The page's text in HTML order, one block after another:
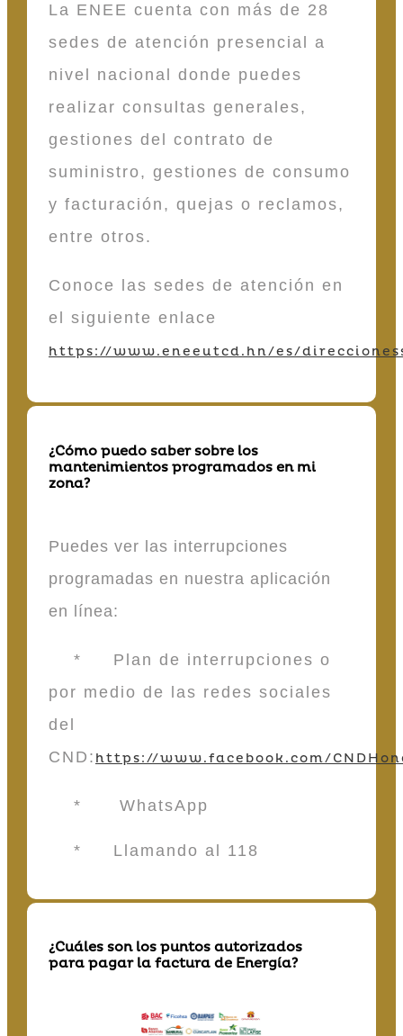
La ENEE cuenta con más de 28
sedes de atención presencial a
nivel nacional donde puedes
realizar consultas generales,
gestiones del contrato de
suministro, gestiones de consumo
y facturación, quejas o reclamos,
entre otros.
Conoce las sedes de atención en
el siguiente enlace
https://www.eneeutcd.hn/es/
¿Cómo puedo saber sobre los
mantenimientos programados en mi
zona?
Puedes ver las interrupciones
programadas en nuestra aplicación
en línea:
* Plan de interrupciones o
por medio de las redes sociales
del
CND: https://www.facebook.com/
* WhatsApp
* Llamando al 118
¿Cuáles son los puntos autorizados
para pagar la factura de Energía?